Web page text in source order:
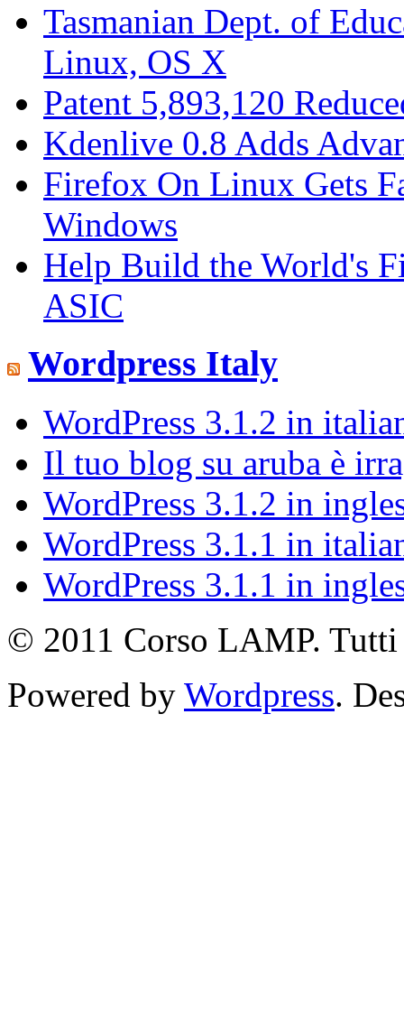
Tasmanian Dept. of
Linux, OS X
Patent 5,893,120
Kdenlive 0.8 Adds
Firefox On Linux Gets
Windows
Help Build the World's
ASIC
Wordpress Italy
WordPress 3.1.2 in
Il tuo blog su aruba è
WordPress 3.1.2 in
WordPress 3.1.1 in
WordPress 3.1.1 in
© 2011 Corso LAMP.
Powered by Wordpress.